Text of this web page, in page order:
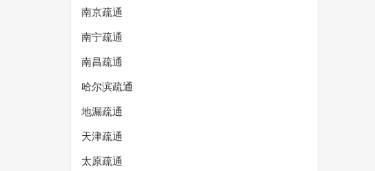
南京疏通
南宁疏通
南昌疏通
哈尔滨疏通
地漏疏通
天津疏通
太原疏通